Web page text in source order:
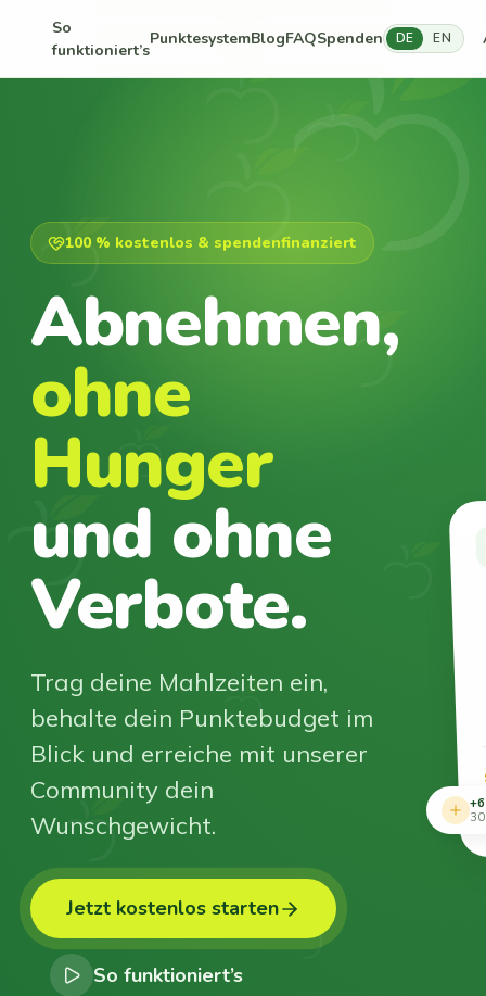
So
funktioniert’s
PunktesystemBlogFAQSpenden DE EN
100 % kostenlos & spendenfinanziert
Abnehmen,
ohne
Hunger
und ohne
Verbote.
Trag deine Mahlzeiten ein,
behalte dein Punktebudget im
Blick und erreiche mit unserer
Community dein
Wunschgewicht.
Jetzt kostenlos starten
So funktioniert’s